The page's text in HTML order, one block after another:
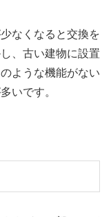
なくなると交換を
、古い建物に設置
ような機能がない
いです。